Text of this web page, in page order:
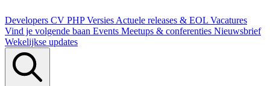
Developers CV PHP Versies Actuele releases & EOL Vacatures
Vind je volgende baan Events Meetups & conferenties Nieuwsbrief
Wekelijkse updates